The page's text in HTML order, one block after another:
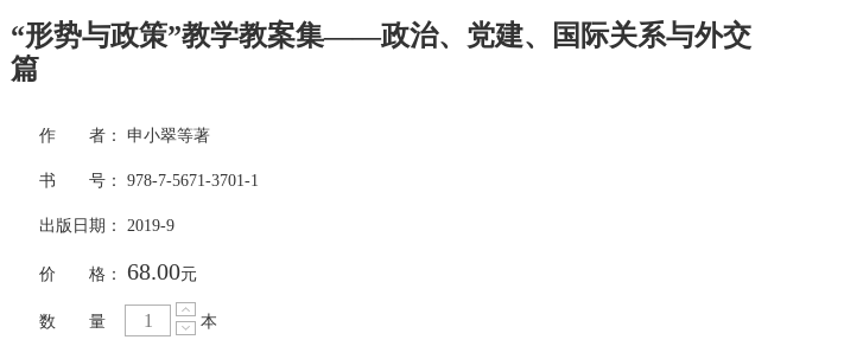
“形势与政策”教学教案集——政治、党建、国际关系与外交
篇
作 者： 申小翠等著
书 号： 978-7-5671-3701-1
出版日期： 2019-9
价 格： 68.00元
数 量 本